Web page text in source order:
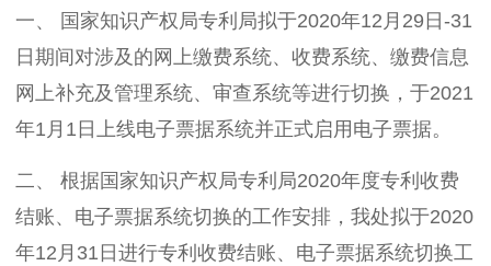
一、 国家知识产权局专利局拟于2020年12月29日-31
日期间对涉及的网上缴费系统、收费系统、缴费信息
网上补充及管理系统、审查系统等进行切换，于2021
年1月1日上线电子票据系统并正式启用电子票据。
二、 根据国家知识产权局专利局2020年度专利收费
结账、电子票据系统切换的工作安排，我处拟于2020
年12月31日进行专利收费结账、电子票据系统切换工